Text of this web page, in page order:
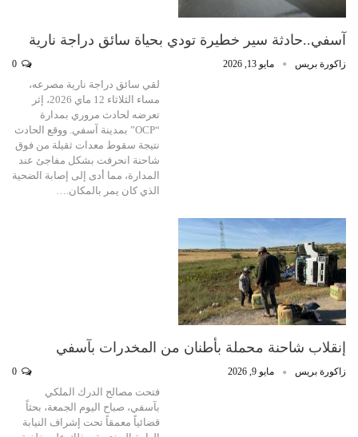
آسفي..حادثة سير خطيرة تودي بحياة سائق دراجة نارية
زاكورة بريس مايو 13, 2026
لقي سائق دراجة نارية مصرعه،
مساء الثلاثاء 12 ماي 2026، إثر
تعرضه لحادث مروري بمدارة
“OCP” بمدينة آسفي. ووقع الحادث
نتيجة سقوط معدات ثقيلة من فوق
شاحنة انحرفت بشكل مفاجئ عند
المدارة، مما أدى إلى إصابة الضحية
الذي كان يمر بالمكان.…
إنقلاب شاحنة محملة بأطنان من المخدرات بآسفي
زاكورة بريس مايو 9, 2026
فتحت مصالح الدرك الملكي
بآسفي، صباح اليوم الجمعة، بحثاً
قضائياً معمقاً تحت إشراف النيابة